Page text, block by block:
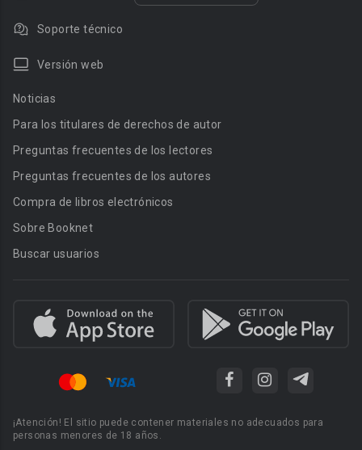
Soporte técnico
Versión web
Noticias
Para los titulares de derechos de autor
Preguntas frecuentes de los lectores
Preguntas frecuentes de los autores
Compra de libros electrónicos
Sobre Booknet
Buscar usuarios
¡Atención! El sitio puede contener materiales no adecuados para
personas menores de 18 años.